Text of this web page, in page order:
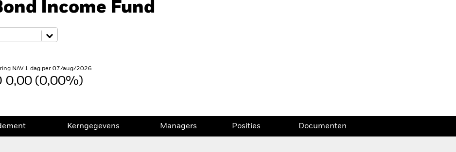
Income Fund
NAV 1 dag per 07/aug/2026
0,00 (0,00%)
Kerngegevens Managers Posities Documenten